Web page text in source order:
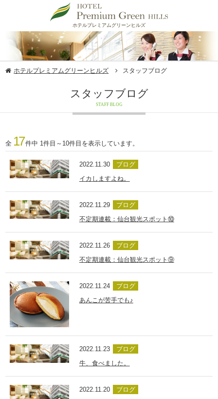
ホテルプレミアムグリーンヒルズ
ホテルプレミアムグリーンヒルズ スタッフブログ
スタッフブログ
STAFF BLOG
全 17件中 1件目～10件目を表示しています。
2022.11.30
ブログ
イカしますよね。
2022.11.29
ブログ
不定期連載：仙台観光スポット⑩
2022.11.26
ブログ
不定期連載：仙台観光スポット⑨
2022.11.24
ブログ
あんこが苦手でも♪
2022.11.23
ブログ
牛、食べました。
2022.11.20
ブログ